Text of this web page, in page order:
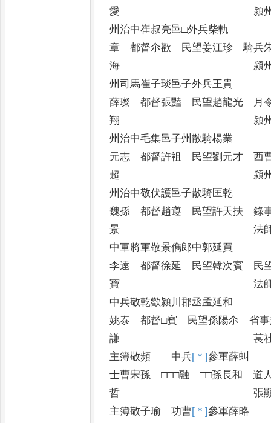
愛 潁州沙門
州治中崔叔亮邑□外
章 都督尒歡 民望姜江珍 騎兵
海 潁州沙門
州司馬崔子琰邑子外
薛璨 都督張豔 民望趙龍光 月
翔 潁州大律
州治中毛集邑子州散
元志 都督許祖 民望劉元才 西
超 潁州沙門
州治中敬伏護邑子散
魏孫 都督趙遵 民望許天扶 錄
景 法師晉州
中軍將軍敬景儁郎中
李遠 都督徐延 民望韓次賓 民
寶 法師司徒
中兵敬乾歡潁川郡丞
姚泰 都督□賓 民望孫陽尒 省事
謙 萇社縣維
主簿敬頻 中兵[＊]參軍
士曹宋孫 □□□融 □□孫長和 道
哲 張顯公寺
主簿敬子瑜 功曹[＊]參軍